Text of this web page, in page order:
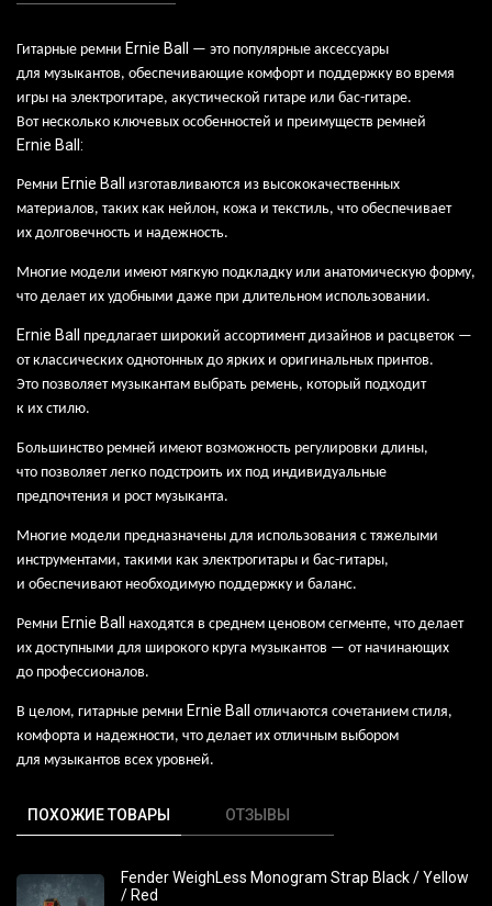
Гитарные ремни Ernie Ball — это популярные аксессуары
для музыкантов, обеспечивающие комфорт и поддержку во время
игры на электрогитаре, акустической гитаре или бас-гитаре.
Вот несколько ключевых особенностей и преимуществ ремней
Ernie Ball :
Ремни Ernie Ball изготавливаются из высококачественных
материалов, таких как нейлон, кожа и текстиль, что обеспечивает
их долговечность и надежность.
Многие модели имеют мягкую подкладку или анатомическую форму,
что делает их удобными даже при длительном использовании.
Ernie Ball предлагает широкий ассортимент дизайнов и расцветок —
от классических однотонных до ярких и оригинальных принтов.
Это позволяет музыкантам выбрать ремень, который подходит
к их стилю.
Большинство ремней имеют возможность регулировки длины,
что позволяет легко подстроить их под индивидуальные
предпочтения и рост музыканта.
Многие модели предназначены для использования с тяжелыми
инструментами, такими как электрогитары и бас-гитары,
и обеспечивают необходимую поддержку и баланс.
Ремни Ernie Ball
находятся в среднем ценовом сегменте, что делает
их доступными для широкого круга музыкантов — от начинающих
до профессионалов.
В целом, гитарные ремни Ernie Ball отличаются сочетанием стиля,
комфорта и надежности, что делает их отличным выбором
для музыкантов всех уровней.
ПОХОЖИЕ ТОВАРЫ ОТЗЫВЫ
Fender WeighLess Monogram Strap Black / Yellow
/ Red